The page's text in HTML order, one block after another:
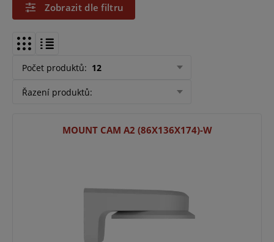
Zobrazit dle filtru
Počet produktů: 12
Řazení produktů:
MOUNT CAM A2 (86X136X174)-W